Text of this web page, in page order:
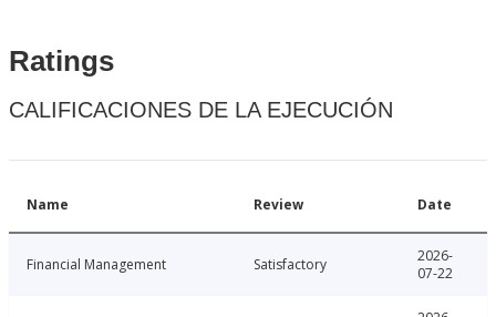
Ratings
CALIFICACIONES DE LA EJECUCIÓN
Name Review Date
Financial Management Satisfactory
2026-
07-22